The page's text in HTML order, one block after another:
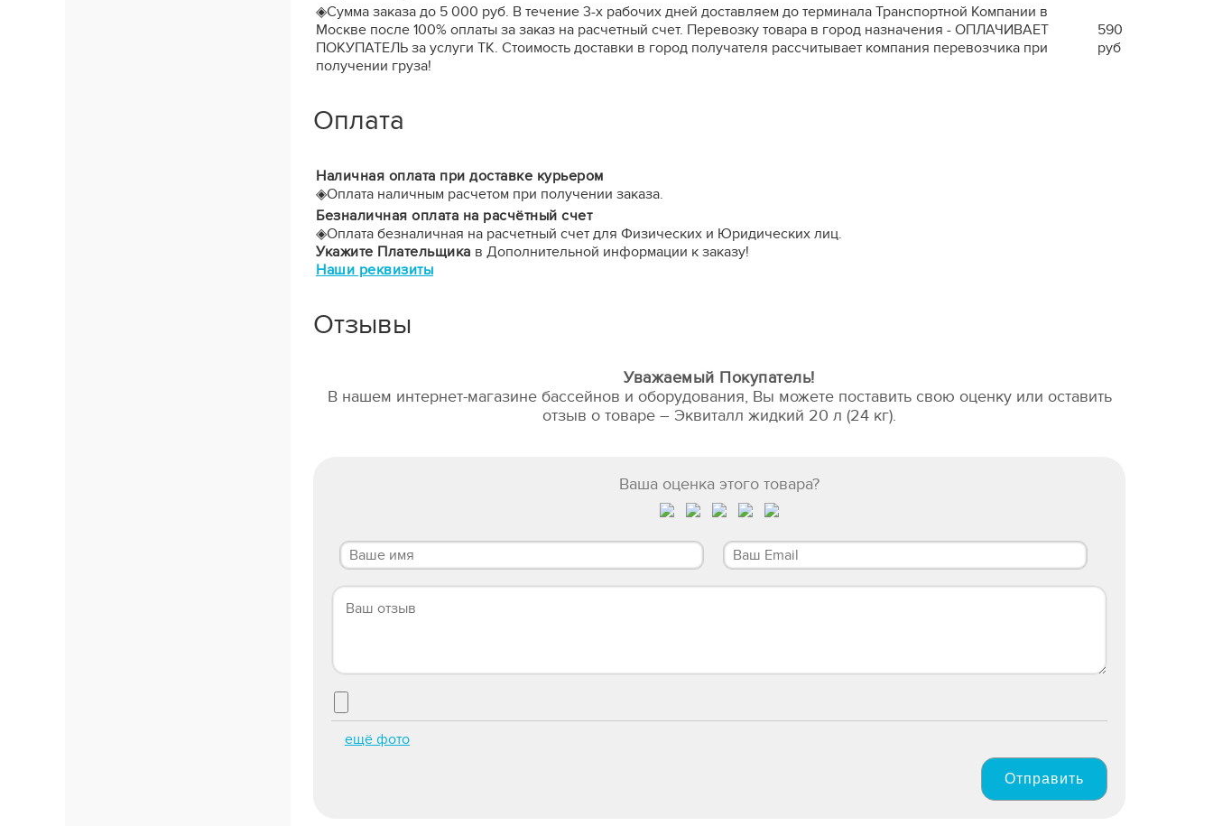
◈Сумма заказа до 5 000 руб. В течение 3-х рабочих дней доставляем до терминала Транспортной Компании в
Москве после 100% оплаты за заказ на расчетный счет. Перевозку товара в город назначения - ОПЛАЧИВАЕТ
ПОКУПАТЕЛЬ за услуги ТК. Стоимость доставки в город получателя рассчитывает компания перевозчика при
получении груза!
590
руб
Оплата
Наличная оплата при доставке курьером
◈Оплата наличным расчетом при получении заказа.
Безналичная оплата на расчётный счет
◈Оплата безналичная на расчетный счет для Физических и Юридических лиц.
Укажите Плательщика в Дополнительной информации к заказу!
Наши реквизиты
Отзывы
Уважаемый Покупатель!
В нашем интернет-магазине бассейнов и оборудования, Вы можете поставить свою оценку или оставить
отзыв о товаре – Эквиталл жидкий 20 л (24 кг).
Ваша оценка этого товара?
ещё фото
Отправить